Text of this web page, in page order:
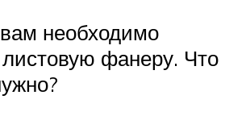
необходимо
фанеру. Что